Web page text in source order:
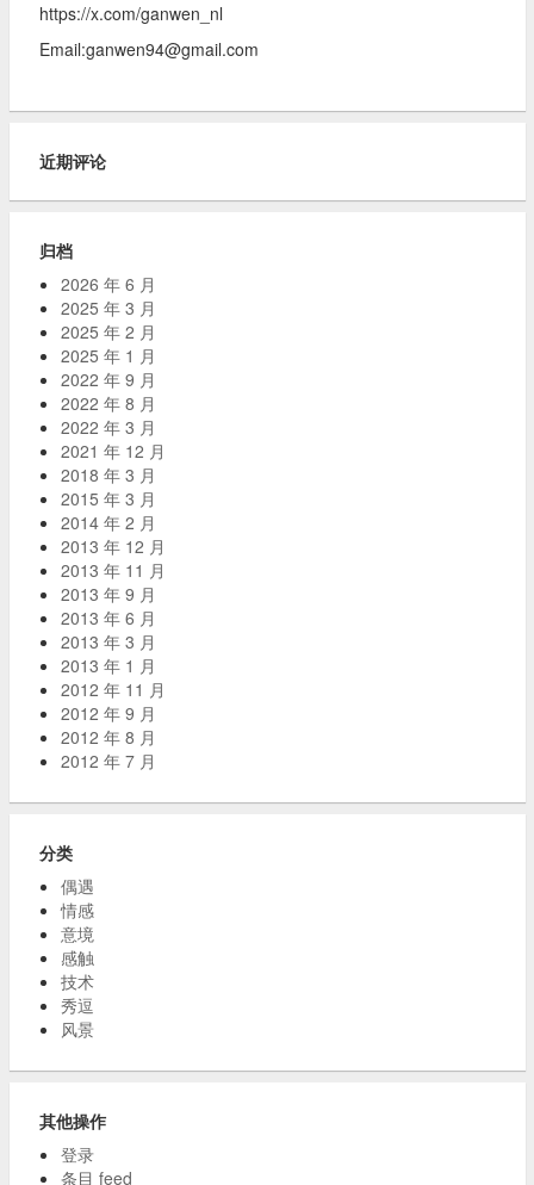
https://x.com/ganwen_nl
Email:ganwen94@gmail.com
近期评论
归档
2026 年 6 月
2025 年 3 月
2025 年 2 月
2025 年 1 月
2022 年 9 月
2022 年 8 月
2022 年 3 月
2021 年 12 月
2018 年 3 月
2015 年 3 月
2014 年 2 月
2013 年 12 月
2013 年 11 月
2013 年 9 月
2013 年 6 月
2013 年 3 月
2013 年 1 月
2012 年 11 月
2012 年 9 月
2012 年 8 月
2012 年 7 月
分类
偶遇
情感
意境
感触
技术
秀逗
风景
其他操作
登录
条目 feed